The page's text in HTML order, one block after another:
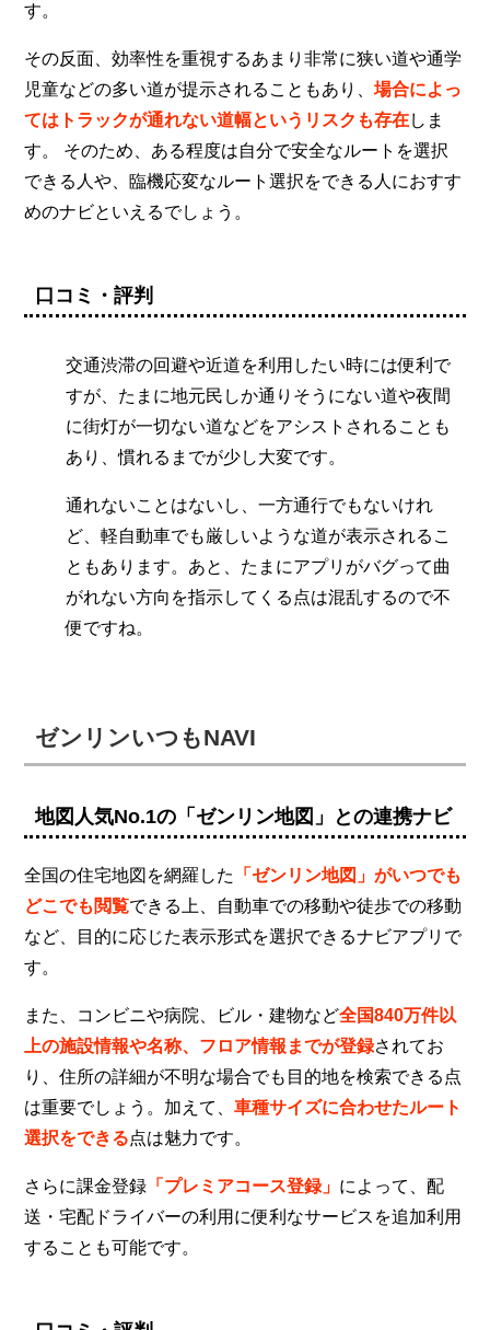
す。
その反面、効率性を重視するあまり非常に狭い道や通学
児童などの多い道が提示されることもあり、場合によっ
てはトラックが通れない道幅というリスクも存在しま
す。 そのため、ある程度は自分で安全なルートを選択
できる人や、臨機応変なルート選択をできる人におすす
めのナビといえるでしょう。
口コミ・評判
交通渋滞の回避や近道を利用したい時には便利で
すが、たまに地元民しか通りそうにない道や夜間
に街灯が一切ない道などをアシストされることも
あり、慣れるまでが少し大変です。
通れないことはないし、一方通行でもないけれ
ど、軽自動車でも厳しいような道が表示されるこ
ともあります。あと、たまにアプリがバグって曲
がれない方向を指示してくる点は混乱するので不
便ですね。
ゼンリンいつもNAVI
地図人気No.1の「ゼンリン地図」との連携ナビ
全国の住宅地図を網羅した
「ゼンリン地図」がいつでも
どこでも閲覧できる上、自動車での移動や徒歩での移動
など、目的に応じた表示形式を選択できるナビアプリで
す。
また、コンビニや病院、ビル・建物など全国840万件以
上の施設情報や名称、フロア情報までが登録されてお
り、住所の詳細が不明な場合でも目的地を検索できる点
は重要でしょう。加えて、車種サイズに合わせたルート
選択をできる点は魅力です。
さらに課金登録 「プレミアコース登録」 によって、配
送・宅配ドライバーの利用に便利なサービスを追加利用
することも可能です。